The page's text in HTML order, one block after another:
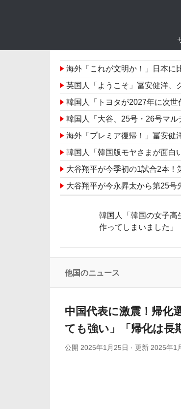
海外「これが文明か！」日本に
英国人「ようこそ」冨安健洋、クリスタルパ
韓国人「トヨタが2027年に次世代
韓国人「大谷、25号・26号マルチホ
海外「プレミア復帰！」冨安健
韓国人「韓国版モヤさまが面白
大谷翔平が今季初の1試合2本
大谷翔平が今永昇太から第25号
「万全ならどこでも先発する」
海外「日本の電車旅で最高に気分を
【海外の反応】「日本人なら誰
韓国人「韓国の女子高
作ってしまいました」
他国のニュース
中国代表に激震！帰化
ても強い」「帰化は長
公開 2025年1月25日 · 更新 2025年1